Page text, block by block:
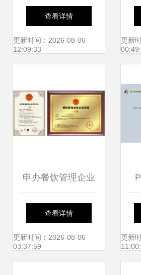
推动企业服务升级
——国家食品药品
整治餐饮安全隐患
查看详情
更新时间：2026-08-06
12:09:33
更新
申办餐饮管理企业
资质证书指南 餐饮
企业管理服务的合
查看详情
更新时间：2026-08-06
03:37:59
官
更新